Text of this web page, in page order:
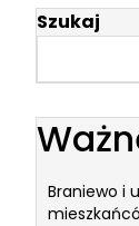
Szukaj
Braniewo i